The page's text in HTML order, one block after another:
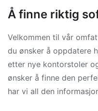
Å finne riktig
Velkommen til vår
du ønsker å oppdatere
etter nye kontorstoler
ønsker å finne den
har vi all den